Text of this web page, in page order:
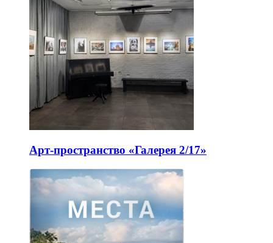
Арт-пространство «Галерея 2/17»